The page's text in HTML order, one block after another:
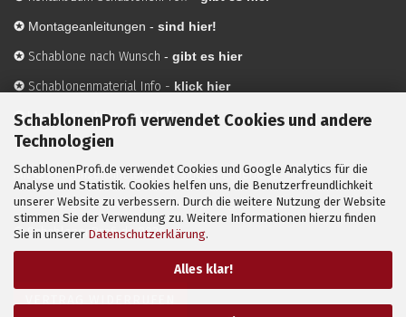
SchablonenProfi verwendet Cookies und andere
Technologien
SchablonenProfi.de verwendet Cookies und Google Analytics für die
Analyse und Statistik. Cookies helfen uns, die Benutzerfreundlichkeit
unserer Website zu verbessern. Durch die weitere Nutzung der Website
stimmen Sie der Verwendung zu. Weitere Informationen hierzu finden
Sie in unserer Datenschutzerklärung.
Alles klar!
✪ Montageanleitungen - sind hier!
✪ Schablone nach Wunsch - gibt es hier
✪ Schablonenmaterial Info - klick hier
✪Hersteller-hier mehr Infos
Mit ✪ gekennzeichnete Bilder sind KI-generierte
Anwendungsbeispiele zur Visualisierung der Motive.
© SchablonenProfi.de2026